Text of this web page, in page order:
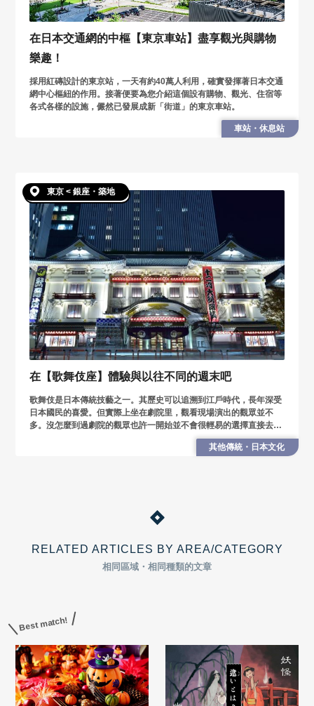
在日本交通網的中樞【東京車站】盡享觀光與購物
樂趣！
採用紅磚設計的東京站，一天有約40萬人利用，確實發揮著日本交通
網中心樞紐的作用。接著便要為您介紹這個設有購物、觀光、住宿等
各式各樣的設施，儼然已發展成新「街道」的東京車站。
車站・休息站
東京 < 銀座・築地
在【歌舞伎座】體驗與以往不同的週末吧
歌舞伎是日本傳統技藝之一。其歷史可以追溯到江戶時代，長年深受
日本國民的喜愛。但實際上坐在劇院里，觀看現場演出的觀眾並不
多。沒怎麼到過劇院的觀眾也許一開始並不會很輕易的選擇直接去劇
院現場呢。 實際上還是推薦親身去劇場體驗一下的.
其他傳統・日本文化
RELATED ARTICLES BY AREA/CATEGORY
相同區域・相同種類的文章
Best match!